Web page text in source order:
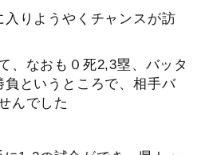
りようやくチャンスが訪
、なおも０死2,3塁、バッタ
というところで、相手バ
んでした